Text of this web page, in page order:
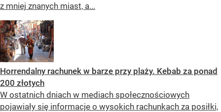
z mniej znanych miast, a...
Horrendalny rachunek w barze przy plaży. Kebab za ponad
200 złotych
W ostatnich dniach w mediach społecznościowych
pojawiały się informacje o wysokich rachunkach za posiłki,